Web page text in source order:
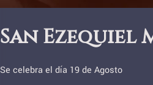
San Ezequiel
Se celebra el día 19 de Agosto